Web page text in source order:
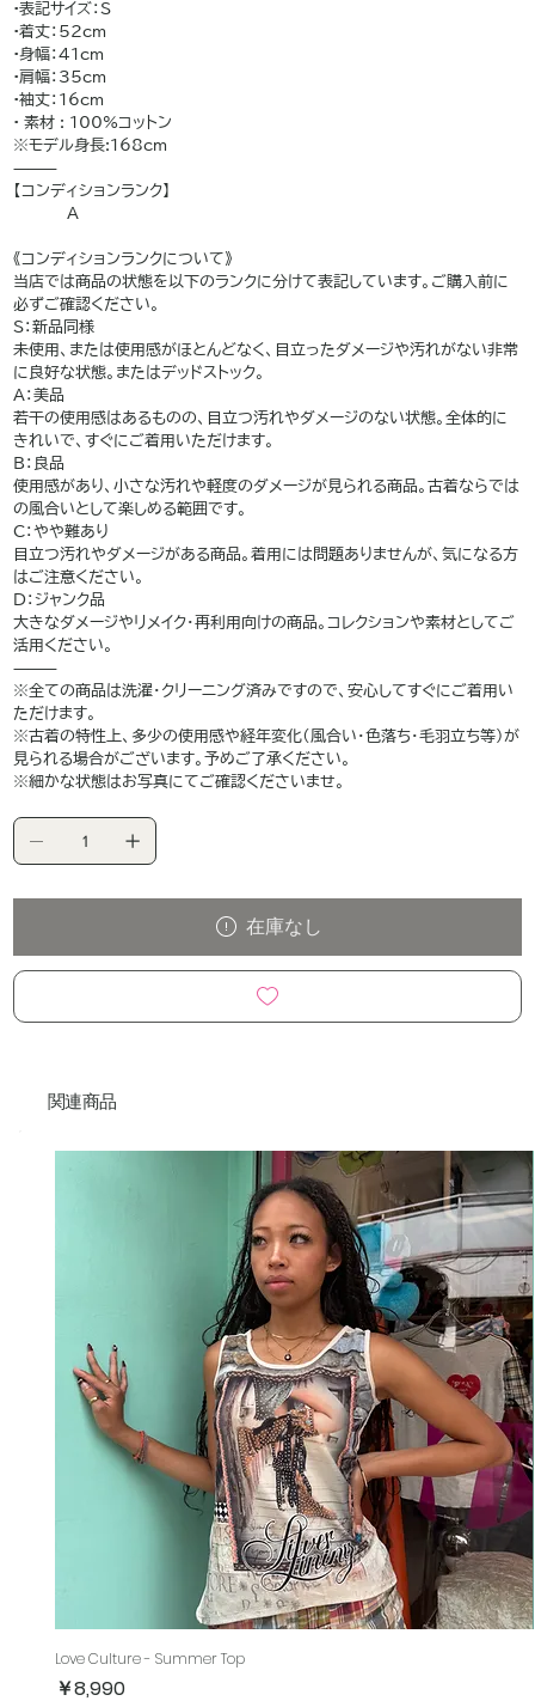
•表記サイズ：S
•着丈：52cm
•身幅：41cm
•肩幅：35cm
•袖丈：16cm
• 素材 : 100%コットン
※モデル身長:168cm
⸻
【コンディションランク】
A
《コンディションランクについて》
当店では商品の状態を以下のランクに分けて表記しています。ご購入前に
必ずご確認ください。
S：新品同様
未使用、または使用感がほとんどなく、目立ったダメージや汚れがない非常
に良好な状態。またはデッドストック。
A：美品
若干の使用感はあるものの、目立つ汚れやダメージのない状態。全体的に
きれいで、すぐにご着用いただけます。
B：良品
使用感があり、小さな汚れや軽度のダメージが見られる商品。古着ならでは
の風合いとして楽しめる範囲です。
C：やや難あり
目立つ汚れやダメージがある商品。着用には問題ありませんが、気になる方
はご注意ください。
D：ジャンク品
大きなダメージやリメイク・再利用向けの商品。コレクションや素材としてご
活用ください。
⸻
※全ての商品は洗濯・クリーニング済みですので、安心してすぐにご着用い
ただけます。
※古着の特性上、多少の使用感や経年変化（風合い・色落ち・毛羽立ち等）が
見られる場合がございます。予めご了承ください。
※細かな状態はお写真にてご確認くださいませ。
在庫なし
関連商品
Love Culture - Summer Top
価格
￥8,990